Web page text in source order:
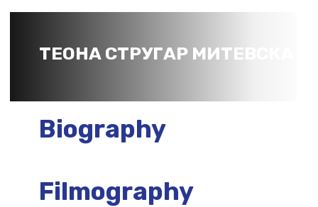
ТЕОНА СТРУГАР МИТЕВСКА
Biography
Filmography